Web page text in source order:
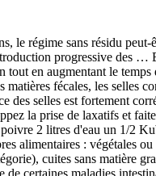
ou encore ayant une maladie du colon. Âpres la prise de sang et le check-up cher le dermato elle a commencer a prendre le traitement mais au bout de 10 jour elle a beaucoup de sang dans les selles, aucune douleurs au ventre … Un résidu est une portion alimentaire n'ayant pas été digerée par l'intestin, non absorbable par l'organisme, il s'agit généralement des fibres alimentaires végétales, parfois animales. Le principe est en effet de diminuer les risques d’irritation de … REGIME SANS RESIDU CONSEILS GENERAUX. Il permet de contrôler la fréquence et le volume des selles tout en améliorant le processus de digestion. . Après la période d'un régime sans résidu strict il faut réintroduire séparément les fibres, les amidons et le lactose (lait). je recherche des recettes possibles pour améliorer mon ordinaire. Régime sans résidu: tout ce qu’il faut savoir sur ce type de régime, C’est un régime alimentaire sans fibres qui bannit certains aliments tels que le lait ou le jus de prune. Le régime sans résidus exclut les aliments contenant des composés qui ne sont pas totalement assimilables dans l’intestin grêle ("résidus") et qui parviennent jusqu’au côlon (gros intestin) en fin de digestion. Iléostomie : afin de mettre les intestins au repos juste après la pose de la